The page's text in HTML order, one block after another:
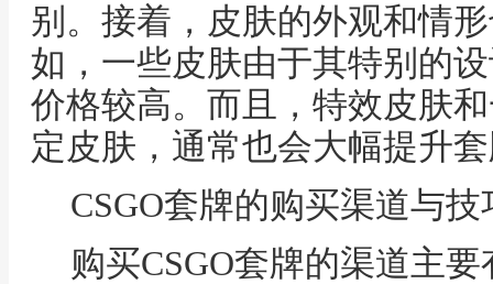
别。接着，皮肤的外观和情
如，一些皮肤由于其特别的
价格较高。而且，特效皮肤
定皮肤，通常也会大幅提升
CSGO套牌的购买渠道与技
购买CSGO套牌的渠道主